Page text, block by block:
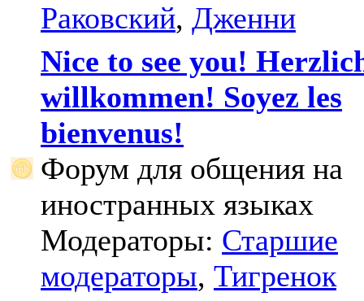
Раковский, Дженни
Nice to see you!
willkommen! Soyez les
bienvenus!
Форум для общения на
иностранных языках
Модераторы: Старшие
модераторы, Тигренок